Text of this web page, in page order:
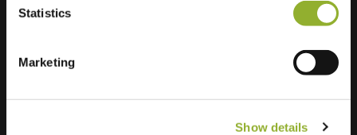
Statistics
Marketing
Show details